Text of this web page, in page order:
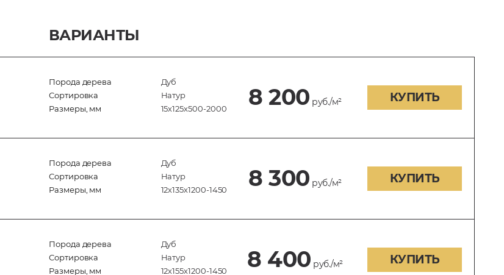
ВАРИАНТЫ
Порода дерева
Дуб
Сортировка
Натур
Размеры, мм
15х125х500-2000 8 200 руб./м² КУПИТЬ
Порода дерева
Дуб
Сортировка
Натур
Размеры, мм
12х135х1200-1450 8 300 руб./м² КУПИТЬ
Порода дерева
Дуб
Сортировка
Натур
Размеры, мм
12х155х1200-1450 8 400 руб./м² КУПИТЬ